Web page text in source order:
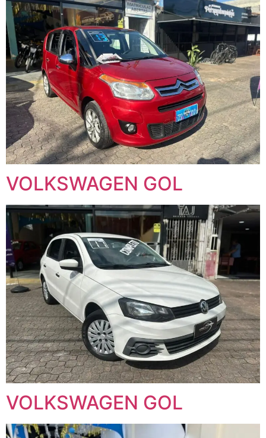
VOLKSWAGEN GOL
VOLKSWAGEN GOL